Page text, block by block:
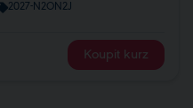
2027-N2ON2J
Koupit kurz